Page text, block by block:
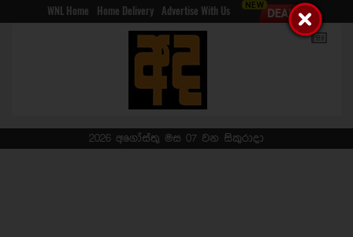
WNL Home Home Delivery Advertise With Us
2026 අගෝස්තු මස 07 වන සිකුරාදා